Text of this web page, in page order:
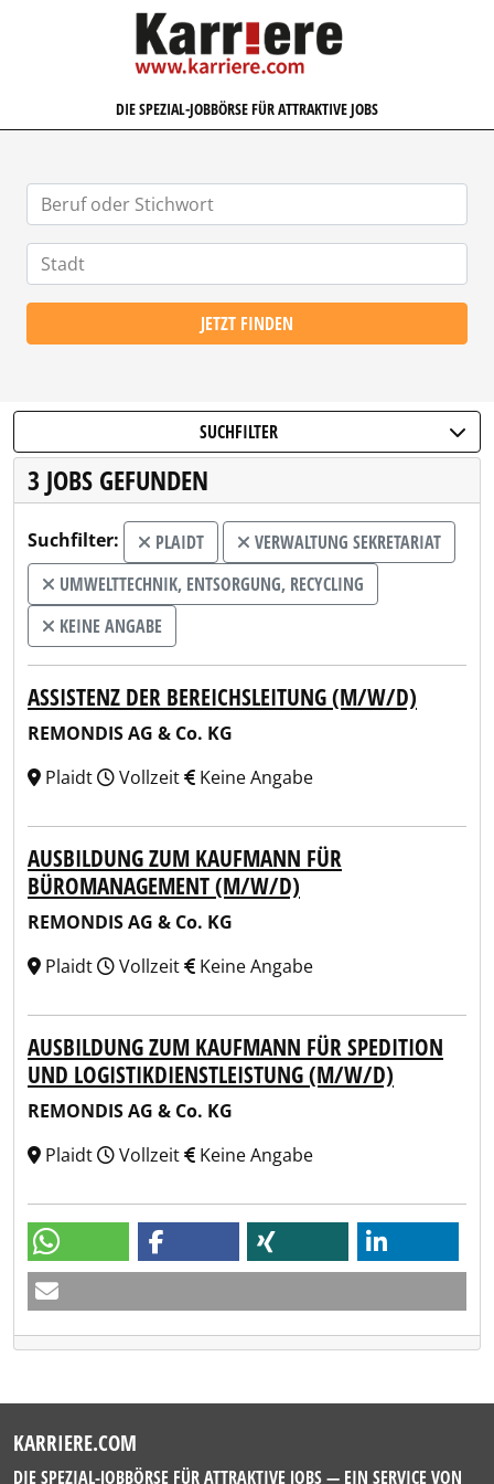
KARRIERE.COM
DIE SPEZIAL-JOBBÖRSE FÜR ATTRAKTIVE JOBS
JETZT FINDEN
SUCHFILTER
3 JOBS GEFUNDEN
Suchfilter: PLAIDT
VERWALTUNG SEKRETARIAT
UMWELTTECHNIK, ENTSORGUNG, RECYCLING
KEINE ANGABE
ASSISTENZ DER BEREICHSLEITUNG (M/W/D)
REMONDIS AG & Co. KG
Plaidt
Vollzeit Keine Angabe
AUSBILDUNG ZUM KAUFMANN FÜR
BÜROMANAGEMENT (M/W/D)
REMONDIS AG & Co. KG
Plaidt
Vollzeit Keine Angabe
AUSBILDUNG ZUM KAUFMANN FÜR SPEDITION
UND LOGISTIKDIENSTLEISTUNG (M/W/D)
REMONDIS AG & Co. KG
Plaidt
Vollzeit Keine Angabe
KARRIERE.COM
DIE SPEZIAL-JOBBÖRSE FÜR ATTRAKTIVE JOBS — EIN SERVICE VON